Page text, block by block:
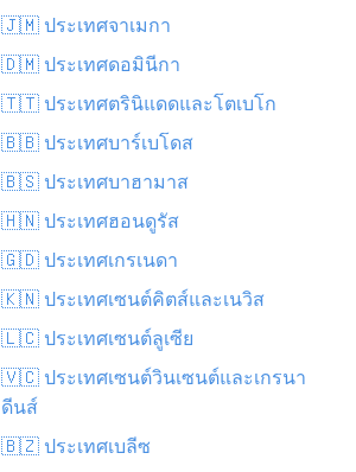
🇯🇲 ประเทศจาเมกา
🇩🇲 ประเทศดอมินีกา
🇹🇹 ประเทศตรินิแดดและโตเบโก
🇧🇧 ประเทศบาร์เบโดส
🇧🇸 ประเทศบาฮามาส
🇭🇳 ประเทศฮอนดูรัส
🇬🇩 ประเทศเกรเนดา
🇰🇳 ประเทศเซนต์คิตส์และเนวิส
🇱🇨 ประเทศเซนต์ลูเซีย
🇻🇨 ประเทศเซนต์วินเซนต์และเกรนา
ดีนส์
🇧🇿 ประเทศเบลีซ